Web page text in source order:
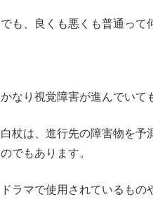
でも、良くも悪くも普通って
かなり視覚障害が進んでいて
白杖は、進行先の障害物を予
のでもあります。
ドラマで使用されているも